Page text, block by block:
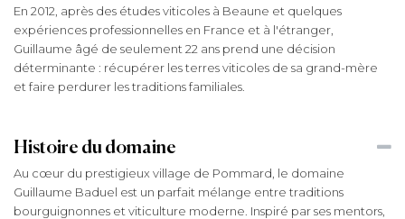
En 2012, après des études viticoles à Beaune et quelques
expériences professionnelles en France et à l'étranger,
Guillaume âgé de seulement 22 ans prend une décision
déterminante : récupérer les terres viticoles de sa grand-mère
et faire perdurer les traditions familiales.
Histoire du domaine
Au cœur du prestigieux village de Pommard, le domaine
Guillaume Baduel est un parfait mélange entre traditions
bourguignonnes et viticulture moderne. Inspiré par ses mentors,